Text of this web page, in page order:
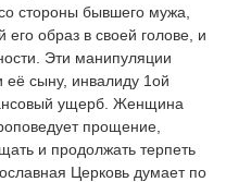
стороны бывшего мужа,
его образ в своей голове, и
Эти манипуляции
её сыну, инвалиду 1ой
ущерб. Женщина
прощение,
и продолжать терпеть
Церковь думает по